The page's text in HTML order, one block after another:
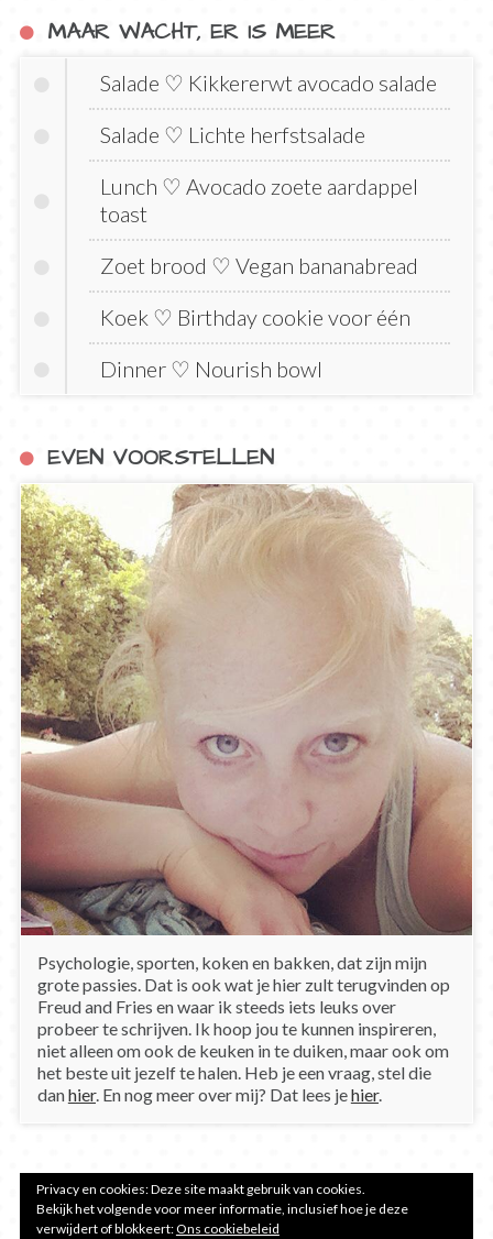
MAAR WACHT, ER IS MEER
Salade ♡ Kikkererwt avocado salade
Salade ♡ Lichte herfstsalade
Lunch ♡ Avocado zoete aardappel
toast
Zoet brood ♡ Vegan bananabread
Koek ♡ Birthday cookie voor één
Dinner ♡ Nourish bowl
EVEN VOORSTELLEN
Psychologie, sporten, koken en bakken, dat zijn mijn
grote passies. Dat is ook wat je hier zult terugvinden op
Freud and Fries en waar ik steeds iets leuks over
probeer te schrijven. Ik hoop jou te kunnen inspireren,
niet alleen om ook de keuken in te duiken, maar ook om
het beste uit jezelf te halen. Heb je een vraag, stel die
danhier. En nog meer over mij? Dat lees jehier.
Privacy en cookies: Deze site maakt gebruik van cookies.
Bekijk het volgende voor meer informatie, inclusief hoe je deze
verwijdert of blokkeert:Ons cookiebeleid